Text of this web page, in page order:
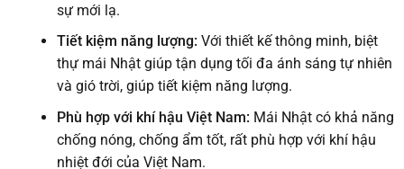
sự mới lạ.
Tiết kiệm năng lượng: Với thiết kế thông minh, biệt
thự mái Nhật giúp tận dụng tối đa ánh sáng tự nhiên
và gió trời, giúp tiết kiệm năng lượng.
Phù hợp với khí hậu Việt Nam: Mái Nhật có khả năng
chống nóng, chống ẩm tốt, rất phù hợp với khí hậu
nhiệt đới của Việt Nam.